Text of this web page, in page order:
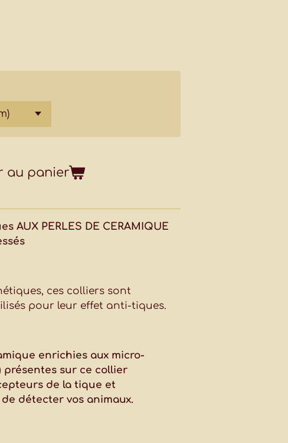
au panier
AUX PERLES DE CERAMIQUE
ces colliers sont
pour leur effet anti-tiques.
enrichies aux micro-
présentes sur ce collier
de la tique et
détecter vos animaux.